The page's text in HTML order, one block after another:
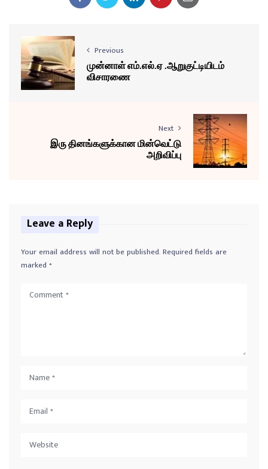
Previous
முன்னாள் எம்.எல்.ஏ .ஆறுகுட்டியிடம்
விசாரணை
Next
இரு தினங்களுக்கான மின்வெட்டு
அறிவிப்பு
Leave a Reply
Your email address will not be published.Required fields are
marked *